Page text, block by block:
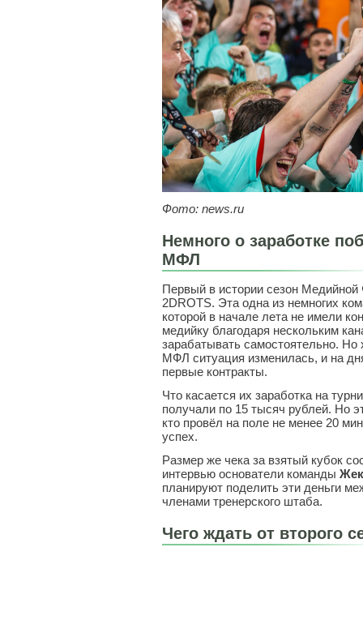
Фото: news.ru
Немного о заработке
МФЛ
Первый в истории сезон Медийной
2DROTS. Эта одна из немногих
которой в начале лета не имели
медийку благодаря нескольким
зарабатывать самостоятельно.
МФЛ ситуация изменилась, и на
первые контракты.
Что касается их заработка на
получали по 15 тысяч рублей. Но
кто провёл на поле не менее 20
успех.
Размер же чека за взятый кубок
интервью основатели команды
планируют поделить эти деньги
членами тренерского штаба.
Чего ждать от второго